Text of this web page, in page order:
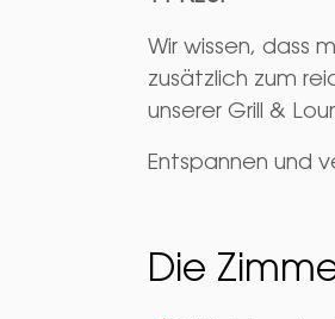
Wir wissen, dass
zusätzlich zum
unserer Grill &
Entspannen und
Die